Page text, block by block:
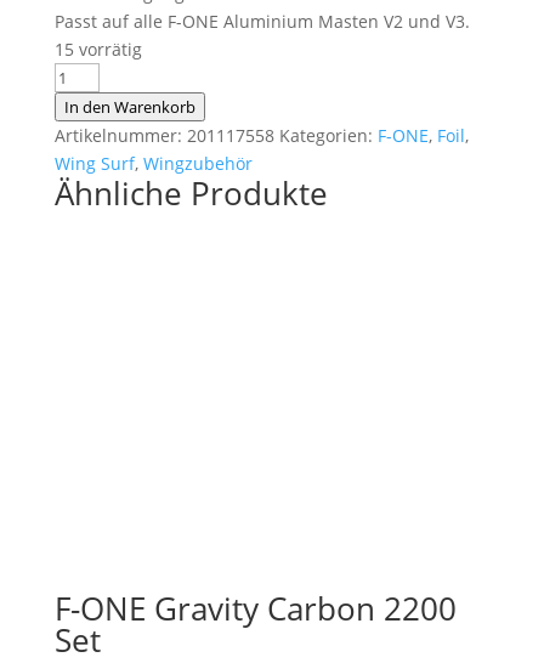
Passt auf alle F-ONE Aluminium Masten V2 und V3.
15 vorrätig
F-
ONE
Titan
Mast
Foot
In den Warenkorb
Artikelnummer: 201117558 Kategorien: F-ONE, Foil,
Wing Surf, Wingzubehör
Ähnliche Produkte
F-ONE Gravity Carbon 2200
Set